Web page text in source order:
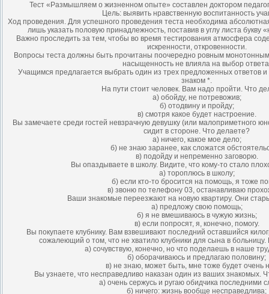
Тест «Размышляем о жизненном опыте» составлен доктором
Цель: выявить нравственную воспитанность
Ход проведения. Для успешного проведения теста необходима
лишь указать половую принадлежность, поставив в углу листа
Важно проследить за тем, чтобы во время тестирования атмосфера
искренности, откровенности.
Вопросы теста должны быть прочитаны поочередно ровным
насыщенность не влияла на выбор
Учащимся предлагается выбрать один из трех предложенных ответов и
знаком *.
На пути стоит человек. Вам надо пройти. Что
а) обойду, не потревожив;
б) отодвину и пройду;
в) смотря какое будет настроение.
Вы замечаете среди гостей невзрачную девушку (или малоприметного
сидит в стороне. Что делаете?
а) ничего, какое мое дело;
б) не знаю заранее, как сложатся
в) подойду и непременно заговорю.
Вы опаздываете в школу. Видите, что кому-то стало
а) тороплюсь в школу;
б) если кто-то бросится на помощь, я тоже
в) звоню по телефону 03, останавливаю
Ваши знакомые переезжают на новую квартиру. Они
а) предложу свою помощь;
б) я не вмешиваюсь в чужую жизнь;
в) если попросят, я, конечно, помогу.
Вы покупаете клубнику. Вам взвешивают последний оставшийся
сожалеющий о том, что не хватило клубники для сына в больницу.
а) сочувствую, конечно, но что поделаешь в наше
б) оборачиваюсь и предлагаю половину;
в) не знаю, может быть, мне тоже будет очень
Вы узнаете, что несправедливо наказан один из ваших знакомых.
а) очень сержусь и ругаю обидчика последними
б) ничего: жизнь вообще несправедлива;